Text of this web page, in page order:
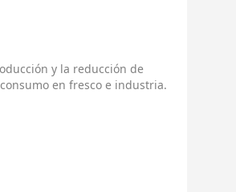
y la reducción de
en fresco e industria.